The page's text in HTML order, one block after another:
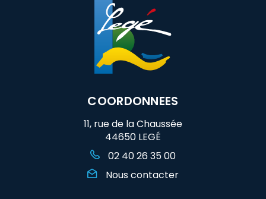
COORDONNEES
11, rue de la Chaussée
44650 LEGÉ
02 40 26 35 00
Nous contacter